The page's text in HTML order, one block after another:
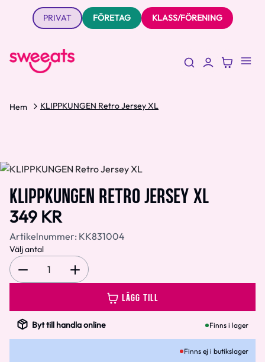
PRIVAT FÖRETAG KLASS/FÖRENING
Hem KLIPPKUNGEN Retro Jersey XL
KLIPPKUNGEN RETRO JERSEY XL
349 KR
Artikelnummer: KK831004
Välj antal
1
LÄGG TILL
Byt till handla online Finns i lager
Finns ej i butikslager